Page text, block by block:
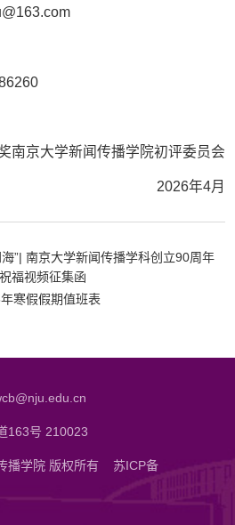
南京大学新闻传播学院初评委员会
2026年4月
海”| 南京大学新闻传播学科创立90周年
福视频征集函
寒假假期值班表
163号 210023
播学院 版权所有苏ICP备